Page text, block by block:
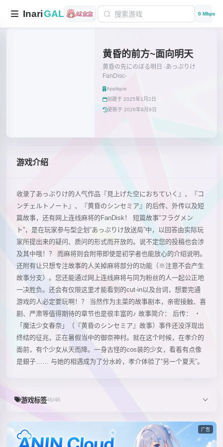
InariGAL 0 Mbps
黄昏的前方~面向明天
黄昏の先にのぼる明日 -あっぷりけ
FanDisc-
Applique
创建于 2025年1月2日
更新于 2026年8月9日
游戏介绍
收录了あっぷりけ的人气作品『見上げた空におちていく』、『コ
ンチェルトノート』、『黄昏のシンセミア』的后传、外传以及短
篇故事，还有网上连线麻将的FanDisk！ 短篇故事“フラグメン
ト”，是在玩家参与型企划“あっぷりけ放送局”中，以回答由实际玩
家所提出来的疑问、质问的形式而开放的。说不定您的投稿也会涉
及其中哦！？ 而麻将则会附带即使是初学者也能放心的介绍说明。
还附有让只想专注故事的人关掉麻将部分的功能（※注意不会产生
故事分支）。您还能通过网上连线麻将与同为粉丝的人一起公正地
一决胜负。还会有仅限这里才能看到的cut-in以及台词，想要完通
游戏的人必定要玩啊！？ 当然作为主菜的故事剧本，亲密接触、喜
剧、严肃等值得期待的章节也是很丰富的♪ 故事简介： 后传： ・
「魔法少女春奈」（『黄昏のシンセミア』故事）事件还没浮现出
终结的征兆，正在暑假当中的御奈神村。就在这个时候，在孝介的
面前，有个少女从天而降。一身古怪的cos装的少女，看着有点像
是銀子…… 与她的相遇成为了分水岭，孝介体验了“另一个夏天”。
游戏标签46/46
广告